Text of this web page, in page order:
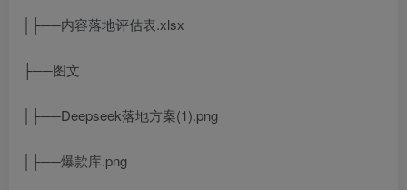
│├──内容落地评估表.xlsx
├──图文
│├──Deepseek落地方案(1).png
│├──爆款库.png